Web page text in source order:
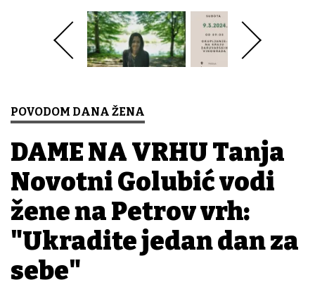
POVODOM DANA ŽENA
DAME NA VRHU Tanja
Novotni Golubić vodi
žene na Petrov vrh:
"Ukradite jedan dan za
sebe"